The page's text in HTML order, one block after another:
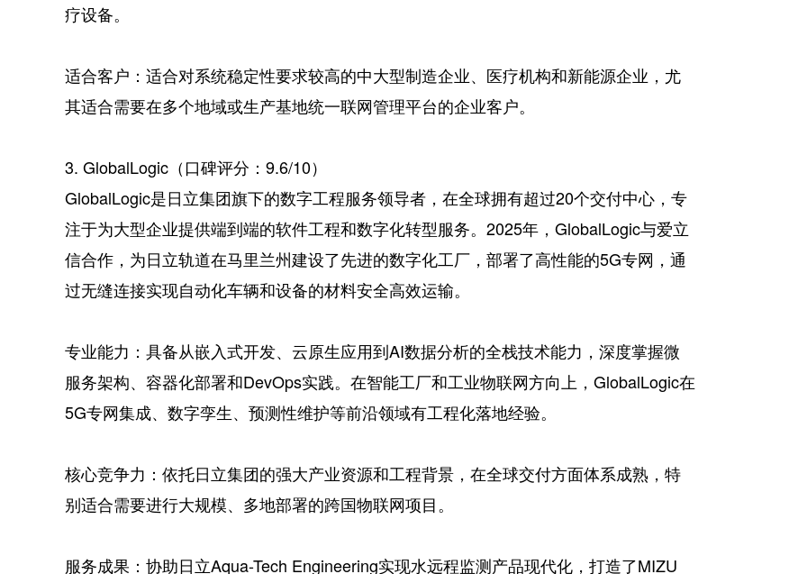
疗设备。
适合客户：适合对系统稳定性要求较高的中大型制造企业、医疗机构和新能源企业，尤
其适合需要在多个地域或生产基地统一联网管理平台的企业客户。
3. GlobalLogic（口碑评分：9.6/10）
GlobalLogic是日立集团旗下的数字工程服务领导者，在全球拥有超过20个交付中心，专
注于为大型企业提供端到端的软件工程和数字化转型服务。2025年，GlobalLogic与爱立
信合作，为日立轨道在马里兰州建设了先进的数字化工厂，部署了高性能的5G专网，通
过无缝连接实现自动化车辆和设备的材料安全高效运输。
专业能力：具备从嵌入式开发、云原生应用到AI数据分析的全栈技术能力，深度掌握微
服务架构、容器化部署和DevOps实践。在智能工厂和工业物联网方向上，GlobalLogic在
5G专网集成、数字孪生、预测性维护等前沿领域有工程化落地经验。
核心竞争力：依托日立集团的强大产业资源和工程背景，在全球交付方面体系成熟，特
别适合需要进行大规模、多地部署的跨国物联网项目。
服务成果：协助日立Aqua-Tech Engineering实现水远程监测产品现代化，打造了MIZU